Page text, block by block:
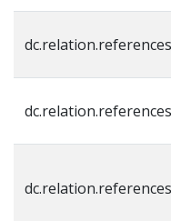
dc.relation.references
dc.relation.references
dc.relation.references